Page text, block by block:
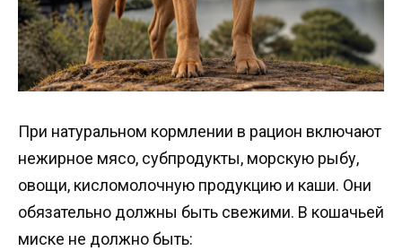
При натуральном кормлении в рацион включают
нежирное мясо, субпродукты, морскую рыбу,
овощи, кисломолочную продукцию и каши. Они
обязательно должны быть свежими. В кошачьей
миске не должно быть: